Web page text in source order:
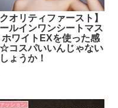
クオリティファースト】
ルインワンシートマス
ホワイトEXを使った感
コスパいいんじゃない
ょうか！
ッション